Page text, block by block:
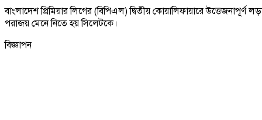
বাংলাদেশ প্রিমিয়ার লিগের (বিপিএল) দ্বিতীয় কোয়ালিফায়ারে উত্তেজনাপূর্ণ
পরাজয় মেনে নিতে হয় সিলেটকে।
বিজ্ঞাপন